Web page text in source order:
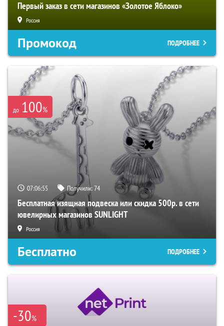
Первый заказ в сети магазинов «Золотое Яблоко»
Россия
Промокод ПОДРОБНЕЕ
до 100%
07:06:54 Получили:74
Бесплатная изящная подвеска или скидка 500р. в сети
ювелирных магазинов SUNLIGHT
Россия
Бесплатно ПОДРОБНЕЕ
-30%